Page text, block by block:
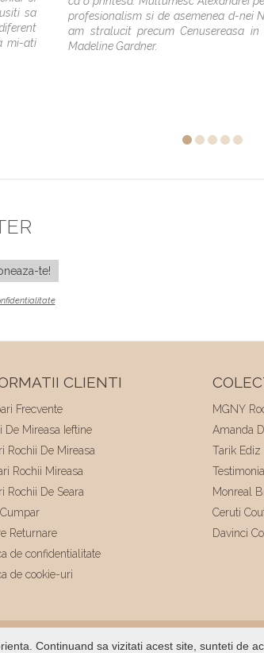
sa
mi-ati
profesionalism si de asemenea d-nei
am stralucit precum Cenusereasa
Madeline Gardner.
CLIENTI
Frecvente
De Mireasa Ieftine
Rochii De Mireasa
Rochii Mireasa
Rochii De Seara
Returnare
de confidentialitate
de cookie-uri
MGNY
Amanda
Tarik Ediz
Monreal
Ceruti
Davinci
Dezvoltat deVoitin.com
Continuand sa vizitati acest site, sunteti de